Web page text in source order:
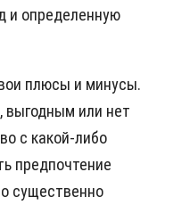
и определенную
плюсы и минусы.
или нет
с какой-либо
предпочтение
существенно